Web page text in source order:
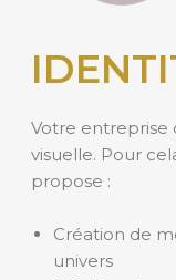
Votre entreprise
visuelle. Pour
propose :
Création de
univers